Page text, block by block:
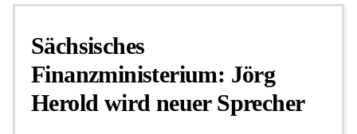
Personalien
Hintergrund
Sächsisches
Finanzministerium: Jörg
Herold wird neuer Sprecher